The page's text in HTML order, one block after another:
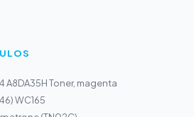
A8DA35H Toner, magenta
WC165